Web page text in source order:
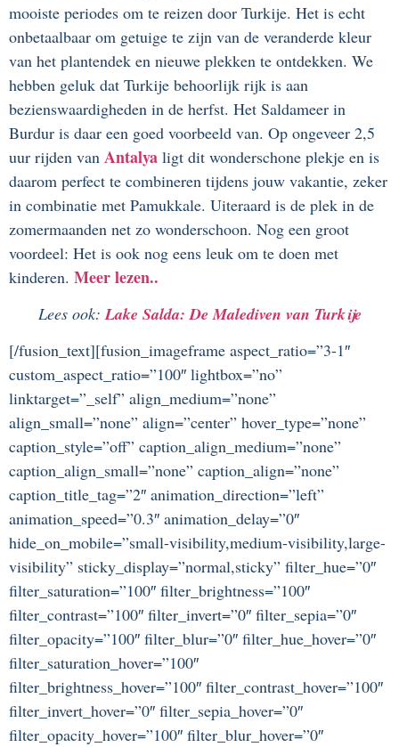
mooiste periodes om te reizen door Turkije. Het is echt
onbetaalbaar om getuige te zijn van de veranderde kleur
van het plantendek en nieuwe plekken te ontdekken. We
hebben geluk dat Turkije behoorlijk rijk is aan
bezienswaardigheden in de herfst. Het Saldameer in
Burdur is daar een goed voorbeeld van. Op ongeveer 2,5
uur rijden van Antalya ligt dit wonderschone plekje en is
daarom perfect te combineren tijdens jouw vakantie, zeker
in combinatie met Pamukkale. Uiteraard is de plek in de
zomermaanden net zo wonderschoon. Nog een groot
voordeel: Het is ook nog eens leuk om te doen met
kinderen. Meer lezen..
Lees ook:Lake Salda: De Malediven van Turkije
[/fusion_text][fusion_imageframe aspect_ratio=”3-1″
custom_aspect_ratio=”100″ lightbox=”no”
linktarget=”_self” align_medium=”none”
align_small=”none” align=”center” hover_type=”none”
caption_style=”off” caption_align_medium=”none”
caption_align_small=”none” caption_align=”none”
caption_title_tag=”2″ animation_direction=”left”
animation_speed=”0.3″ animation_delay=”0″
hide_on_mobile=”small-visibility,medium-visibility,large-
visibility” sticky_display=”normal,sticky” filter_hue=”0″
filter_saturation=”100″ filter_brightness=”100″
filter_contrast=”100″ filter_invert=”0″ filter_sepia=”0″
filter_opacity=”100″ filter_blur=”0″ filter_hue_hover=”0″
filter_saturation_hover=”100″
filter_brightness_hover=”100″ filter_contrast_hover=”100″
filter_invert_hover=”0″ filter_sepia_hover=”0″
filter_opacity_hover=”100″ filter_blur_hover=”0″